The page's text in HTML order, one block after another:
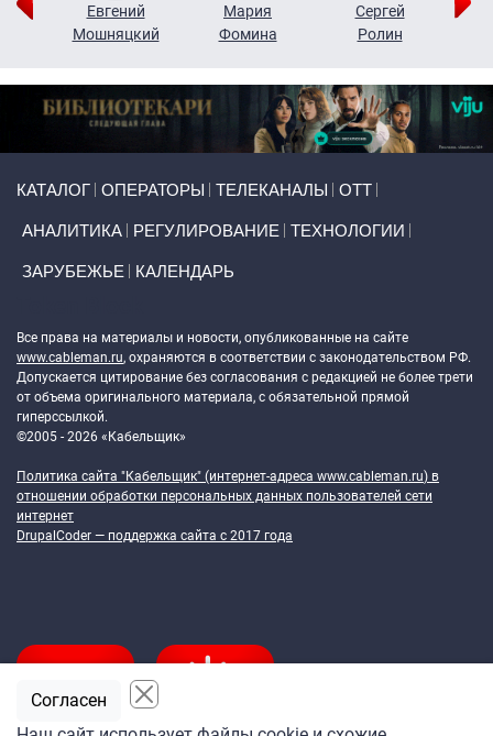
Евгений
Мошняцкий
Мария
Фомина
Сергей
Ролин
КАТАЛОГ ОПЕРАТОРЫ ТЕЛЕКАНАЛЫ ОТТ
АНАЛИТИКА РЕГУЛИРОВАНИЕ ТЕХНОЛОГИИ
ЗАРУБЕЖЬЕ КАЛЕНДАРЬ
Все права на материалы и новости, опубликованные на сайте
www.cableman.ru, охраняются в соответствии с законодательством РФ.
Допускается цитирование без согласования с редакцией не более трети
от объема оригинального материала, с обязательной прямой
гиперссылкой.
©2005 - 2026 «Кабельщик»
Политика сайта "Кабельщик" (интернет-адреса www.cableman.ru) в
отношении обработки персональных данных пользователей сети
интернет
DrupalCoder — поддержка сайта c 2017 года
Согласен